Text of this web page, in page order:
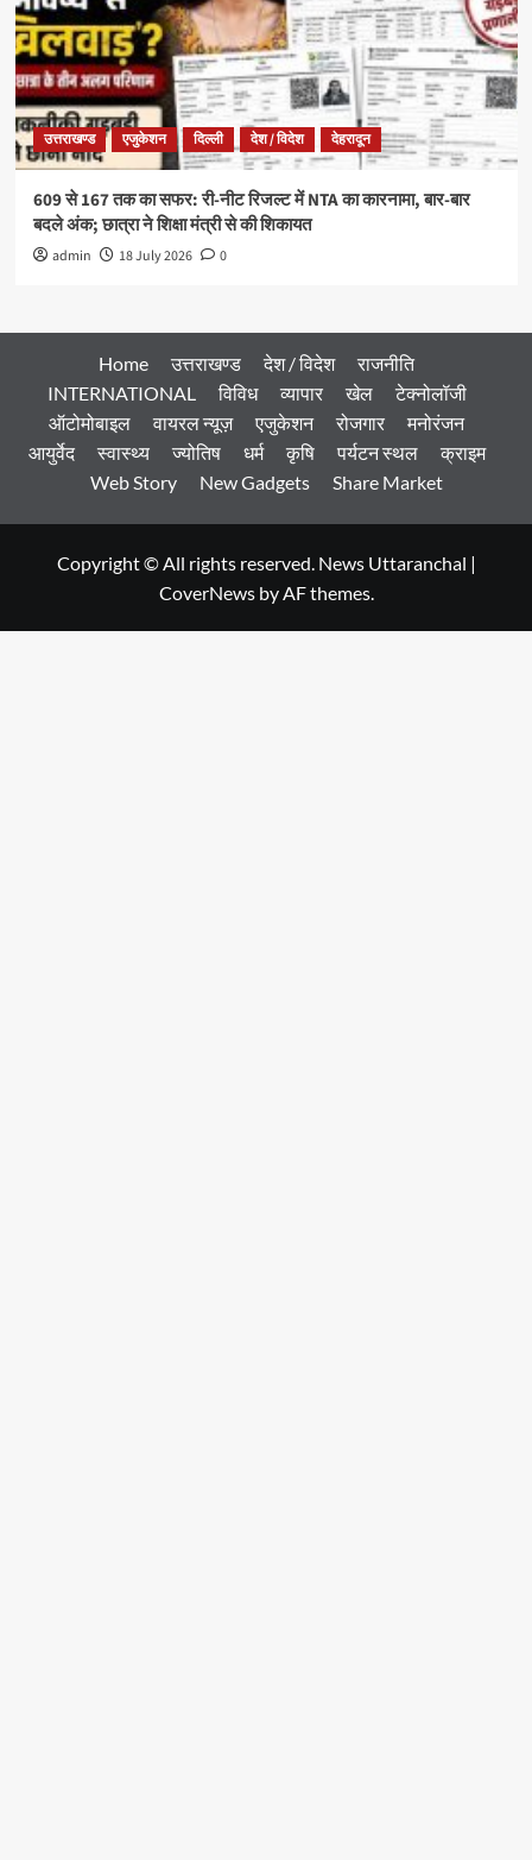
उत्तराखण्ड एजुकेशन दिल्ली देश / विदेश देहरादून
609 से 167 तक का सफर: री-नीट रिजल्ट में NTA का कारनामा, बार-बार
बदले अंक; छात्रा ने शिक्षा मंत्री से की शिकायत
admin 18 July 2026 0
Home उत्तराखण्ड देश / विदेश
राजनीति
INTERNATIONAL
विविध व्यापार खेल
टेक्नोलॉजी
ऑटोमोबाइल
वायरल न्यूज़ एजुकेशन रोजगार
मनोरंजन
आयुर्वेद
स्वास्थ्य ज्योतिष धर्म कृषि पर्यटन स्थल
क्राइम
Web Story
New Gadgets Share Market
Copyright © All rights reserved. News Uttaranchal |
CoverNewsby AF themes.